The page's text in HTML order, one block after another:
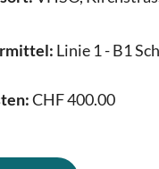
Linie 1 - B1
CHF 400.00